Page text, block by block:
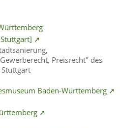
➚
Preisrecht" des
Baden-Württemberg ➚
➚